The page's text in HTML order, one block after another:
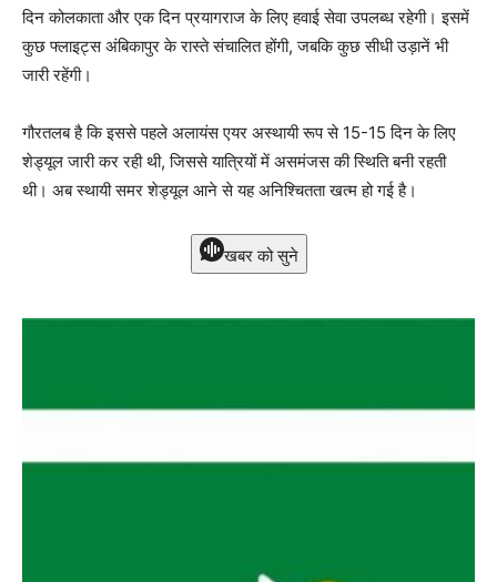
दिन कोलकाता और एक दिन प्रयागराज के लिए हवाई सेवा उपलब्ध रहेगी। इसमें
कुछ फ्लाइट्स अंबिकापुर के रास्ते संचालित होंगी, जबकि कुछ सीधी उड़ानें भी
जारी रहेंगी।
गौरतलब है कि इससे पहले अलायंस एयर अस्थायी रूप से 15-15 दिन के लिए
शेड्यूल जारी कर रही थी, जिससे यात्रियों में असमंजस की स्थिति बनी रहती
थी। अब स्थायी समर शेड्यूल आने से यह अनिश्चितता खत्म हो गई है।
खबर को सुने